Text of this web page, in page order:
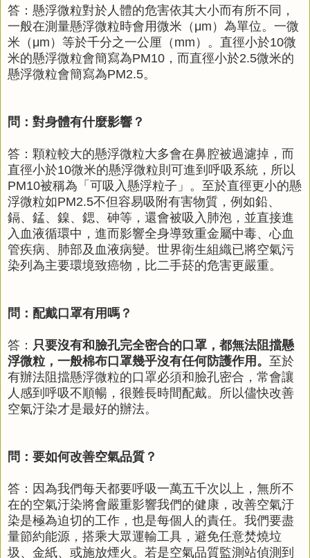
答：懸浮微粒對於人體的危害依其大小而有所不同，
一般在測量懸浮微粒時會用微米（μm）為單位。一微
米（μm）等於千分之一公厘（mm）。直徑小於10微
米的懸浮微粒會簡寫為PM10，而直徑小於2.5微米的
懸浮微粒會簡寫為PM2.5。
問：對身體有什麼影響？
答：顆粒較大的懸浮微粒大多會在鼻腔被過濾掉，而
直徑小於10微米的懸浮微粒則可進到呼吸系統，所以
PM10被稱為「可吸入懸浮粒子」。至於直徑更小的懸
浮微粒如PM2.5不但容易吸附有害物質，例如鉛、
鎘、錳、鎳、鍶、砷等，還會被吸入肺泡，並直接進
入血液循環中，進而影響全身導致重金屬中毒、心血
管疾病、肺部及血液病變。世界衛生組織已將空氣污
染列為主要環境致癌物，比二手菸的危害更嚴重。
問：配戴口罩有用嗎？
答： 只要沒有和臉孔完全密合的口罩，都無法阻擋懸
浮微粒，一般棉布口罩幾乎沒有任何防護作用。 至於
有辦法阻擋懸浮微粒的口罩必須和臉孔密合，常會讓
人感到呼吸不順暢，很難長時間配戴。所以儘快改善
空氣汙染才是最好的辦法。
問：要如何改善空氣品質？
答：因為我們每天都要呼吸一萬五千次以上，無所不
在的空氣汙染將會嚴重影響我們的健康，改善空氣汙
染是極為迫切的工作，也是每個人的責任。我們要盡
量節約能源，搭乘大眾運輸工具，避免任意焚燒垃
圾、金紙、或施放煙火。若是空氣品質監測站偵測到